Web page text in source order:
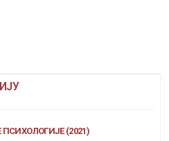
(2021)